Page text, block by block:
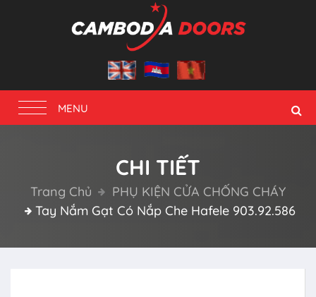
Toggle
navigation
MENU
CHI TIẾT
Trang Chủ
PHỤ KIỆN CỬA CHỐNG CHÁY
Tay Nắm Gạt Có Nắp Che Hafele 903.92.586